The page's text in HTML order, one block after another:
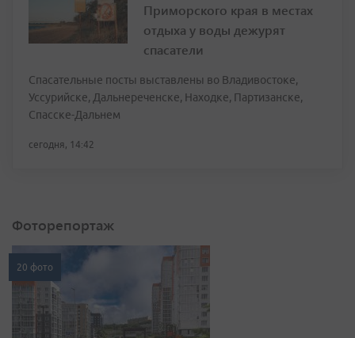
Приморского края в местах
отдыха у воды дежурят
спасатели
Спасательные посты выставлены во Владивостоке,
Уссурийске, Дальнереченске, Находке, Партизанске,
Спасске-Дальнем
сегодня, 14:42
Фоторепортаж
20 фото